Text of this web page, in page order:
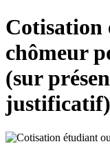
Cotisation
chômeur
(sur
justificatif)